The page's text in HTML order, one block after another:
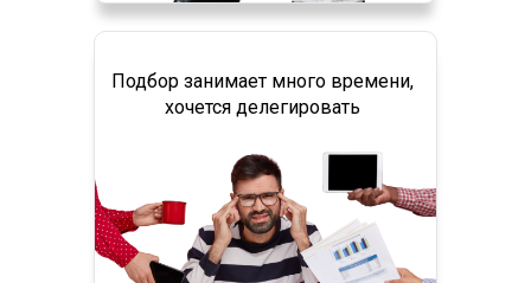
Подбор занимает много времени,
хочется делегировать